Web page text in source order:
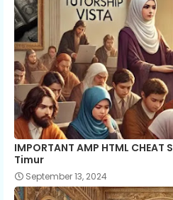
IMPORTANT AMP HTML
Timur
September 13, 2024